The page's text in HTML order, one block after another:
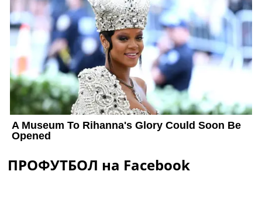
ПРОФУТБОЛ на Facebook